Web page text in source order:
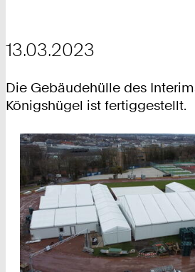
13.03.2023
Die Gebäudehülle des
Königshügel ist fertiggestellt.